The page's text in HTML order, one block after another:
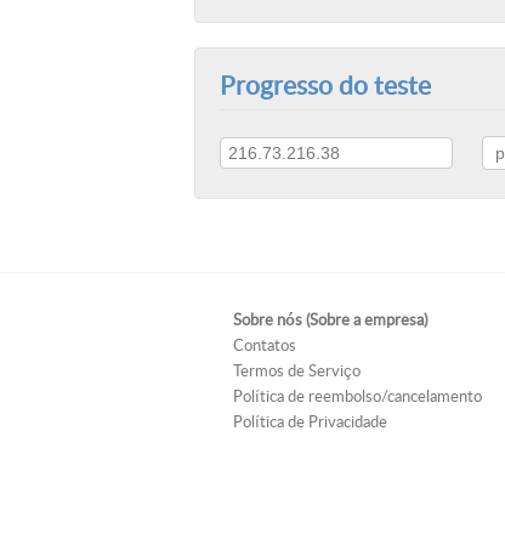
Progresso do teste
Sobre nós (Sobre a empresa)
Contatos
Termos de Serviço
Política de reembolso/cancelamento
Política de Privacidade